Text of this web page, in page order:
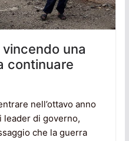
una
continuare
nell’ottavo anno
leader di governo,
che la guerra